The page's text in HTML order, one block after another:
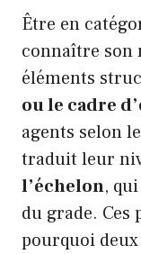
Être en
connaître son
éléments
ou le cadre
agents selon
traduit leur
l’échelon,
du grade. Ces
pourquoi